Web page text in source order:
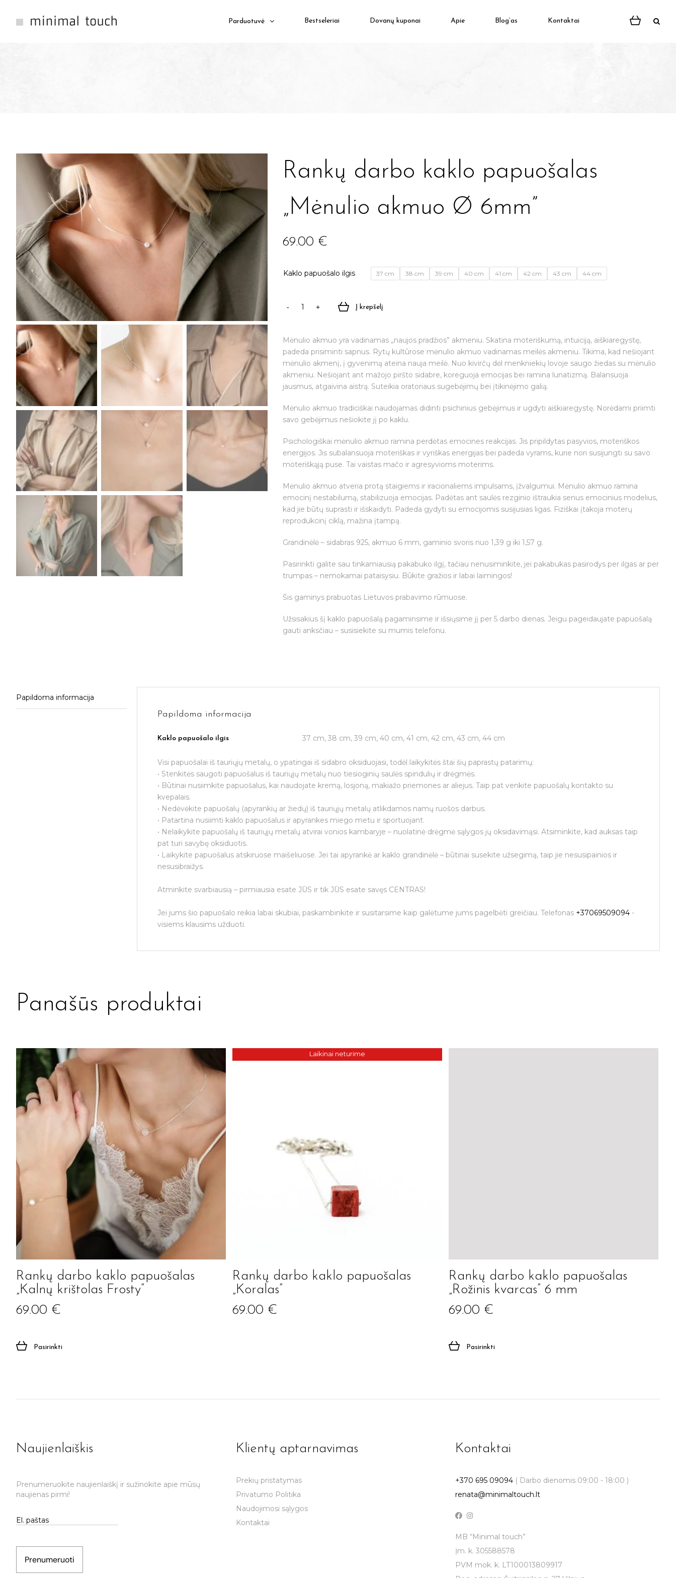
Parduotuvė Bestseleriai Dovanų kuponai Apie Blog’as Kontaktai
Rankų darbo kaklo papuošalas
„Mėnulio akmuo Ø 6mm”
69.00 €
Kaklo papuošalo ilgis 37 cm 38 cm 39 cm 40 cm 41 cm 42 cm 43 cm 44 cm
produkto
kaklo
papuošalas
akmuo
Ø
6mm"
Į krepšelį
Mėnulio akmuo yra vadinamas „naujos pradžios” akmeniu. Skatina moteriškumą, intuiciją, aiškiaregystę,
padeda prisiminti sapnus. Rytų kultūrose mėnulio akmuo vadinamas meilės akmeniu. Tikima, kad nešiojant
mėnulio akmenį, į gyvenimą ateina nauja meilė. Nuo kivirčų dėl menkniekių lovoje saugo žiedas su mėnulio
akmeniu. Nešiojant ant mažojo piršto sidabre, koreguoja emocijas bei ramina lunatizmą. Balansuoja
jausmus, atgaivina aistrą. Suteikia oratoriaus sugebėjimų bei įtikinėjimo galią.
Mėnulio akmuo tradiciškai naudojamas didinti psichinius gebėjimus ir ugdyti aiškiaregystę. Norėdami priimti
savo gebėjimus nešiokite jį po kaklu.
Psichologiškai mėnulio akmuo ramina perdėtas emocines reakcijas. Jis pripildytas pasyvios, moteriškos
energijos. Jis subalansuoja moteriškas ir vyriškas energijas bei padeda vyrams, kurie nori susijungti su savo
moteriškąją puse. Tai vaistas mačo ir agresyvioms moterims.
Mėnulio akmuo atveria protą staigiems ir iracionaliems impulsams, įžvalgumui. Mėnulio akmuo ramina
emocinį nestabilumą, stabilizuoja emocijas. Padėtas ant saulės rezginio ištraukia senus emocinius modelius,
kad jie būtų suprasti ir išskaidyti. Padeda gydyti su emocijomis susijusias ligas. Fiziškai įtakoja moterų
reprodukcinį ciklą, mažina įtampą.
Grandinėlė – sidabras 925, akmuo 6 mm, gaminio svoris nuo 1,39 g iki 1,57 g.
Pasirinkti galite sau tinkamiausią pakabuko ilgį, tačiau nenusiminkite, jei pakabukas pasirodys per ilgas ar per
trumpas – nemokamai pataisysiu. Būkite gražios ir labai laimingos!
Šis gaminys prabuotas Lietuvos prabavimo rūmuose.
Užsisakius šį kaklo papuošalą pagaminsime ir išsiųsime jį per 5 darbo dienas. Jeigu pageidaujate papuošalą
gauti anksčiau – susisiekite su mumis telefonu.
Papildoma informacija
Papildoma informacija
Kaklo papuošalo ilgis 37 cm, 38 cm, 39 cm, 40 cm, 41 cm, 42 cm, 43 cm, 44 cm
Visi papuošalai iš tauriųjų metalų, o ypatingai iš sidabro oksiduojasi, todėl laikykitės štai šių paprastų patarimų:
• Stenkitės saugoti papuošalus iš tauriųjų metalų nuo tiesioginių saulės spindulių ir drėgmės.
• Būtinai nusiimkite papuošalus, kai naudojate kremą, losjoną, makiažo priemones ar aliejus. Taip pat venkite papuošalų kontakto su
kvepalais.
• Nedėvėkite papuošalų (apyrankių ar žiedų) iš tauriųjų metalų atlikdamos namų ruošos darbus.
• Patartina nusiimti kaklo papuošalus ir apyrankes miego metu ir sportuojant.
• Nelaikykite papuošalų iš tauriųjų metalų atvirai vonios kambaryje – nuolatinė drėgmė sąlygos jų oksidavimąsi. Atsiminkite, kad auksas taip
pat turi savybę oksiduotis.
• Laikykite papuošalus atskiruose maišeliuose. Jei tai apyrankė ar kaklo grandinėlė – būtinai susekite užsegimą, taip jie nesusipainios ir
nesusibraižys.
Atminkite svarbiausią – pirmiausia esate JŪS ir tik JŪS esate savęs CENTRAS!
Jei jums šio papuošalo reikia labai skubiai, paskambinkite ir susitarsime kaip galėtume jums pagelbėti greičiau. Telefonas +37069509094 -
visiems klausims užduoti.
Panašūs produktai
Rankų darbo kaklo papuošalas
„Kalnų krištolas Frosty”
69.00 €
Pasirinkti
Laikinai neturime
Rankų darbo kaklo papuošalas
„Koralas”
69.00 €
Rankų darbo kaklo papuošalas
„Rožinis kvarcas” 6 mm
69.00 €
Pasirinkti
Naujienlaiškis
Prenumeruokite naujienlaiškį ir sužinokite apie mūsų
naujienas pirmi!
Prenumeruoti
Klientų aptarnavimas
Prekių pristatymas
Privatumo Politika
Naudojimosi sąlygos
Kontaktai
Kontaktai
+370 695 09094 ( Darbo dienomis 09:00 - 18:00 )
renata@minimaltouch.lt
MB “Minimal touch”
Įm. k. 305588578
PVM mok. k. LT100013809917
Jūsų el. paštas
Prenumeruoti